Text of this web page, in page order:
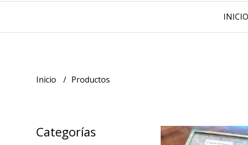
INICIO
Inicio Productos
Categorías